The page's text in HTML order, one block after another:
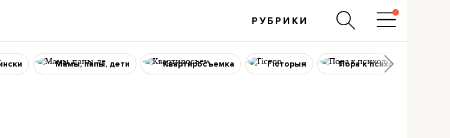
РУБРИКИ
Мамы, папы, дети Квартиросъемка Гісторыя Пора к психологу